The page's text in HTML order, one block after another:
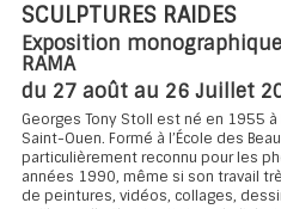
SCULPTURES RAIDES
Exposition
RAMA
du 27 août au 26 Juillet
Georges Tony Stoll est né en 1955
Saint-Ouen. Formé à l’École des
particulièrement reconnu pour les
années 1990, même si son travail
de peintures, vidéos, collages,